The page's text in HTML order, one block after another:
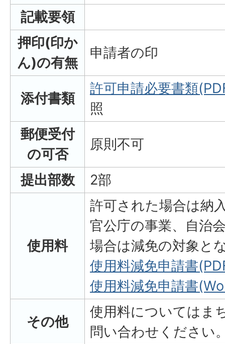
記載要領
押印(印か
ん)の有無
申請者の印
添付書類
許可申請必要書類
照
郵便受付
の可否
原則不可
提出部数 2部
使用料
許可された場合は納
官公庁の事業、自治
場合は減免の対象と
使用料減免申請書
使用料減免申請書
その他
使用料についてはま
問い合わせください